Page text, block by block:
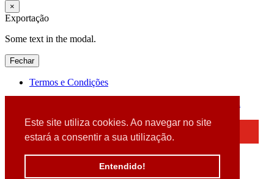
Este site utiliza cookies. Ao navegar no site
estará a consentir a sua utilização.
Entendido!
×
Exportação
Some text in the modal.
Fechar
Termos e Condições
Detectamos que está a usar um browser desatualizado
Por favor, atualize o seu browser
para garantir uma melhor experiência.